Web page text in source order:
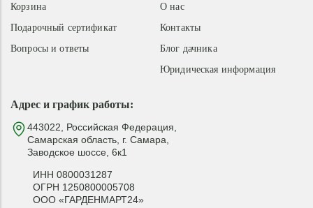
Адрес и график работы:
443022, Российская Федерация,
Самарская область, г. Самара,
Заводское шоссе, 6к1
ИНН 0800031287
ОГРН 1250800005708
ООО «ГАРДЕНМАРТ24»
О нас
Контакты
Блог дачника
Юридическая информация
Корзина
Подарочный сертификат
Вопросы и ответы